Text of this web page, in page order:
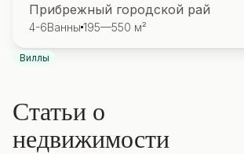
Прибрежный городской рай
4-6Ванны 195—550 м²
Виллы
Статьи о
недвижимости